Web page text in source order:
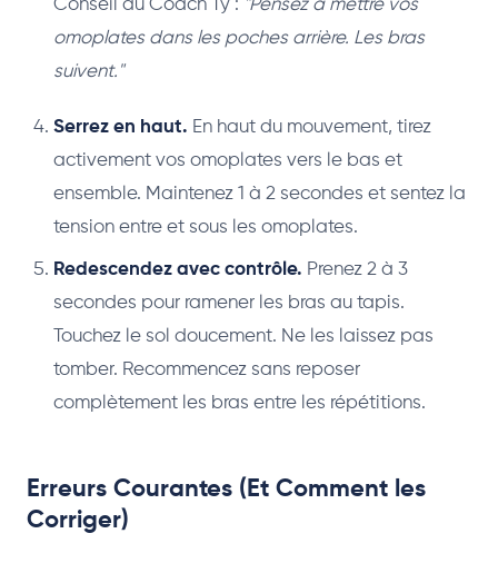
Conseil du Coach Ty : "Pensez à mettre vos
omoplates dans les poches arrière. Les bras
suivent."
Serrez en haut. En haut du mouvement, tirez
activement vos omoplates vers le bas et
ensemble. Maintenez 1 à 2 secondes et sentez la
tension entre et sous les omoplates.
Redescendez avec contrôle. Prenez 2 à 3
secondes pour ramener les bras au tapis.
Touchez le sol doucement. Ne les laissez pas
tomber. Recommencez sans reposer
complètement les bras entre les répétitions.
Erreurs Courantes (Et Comment les
Corriger)